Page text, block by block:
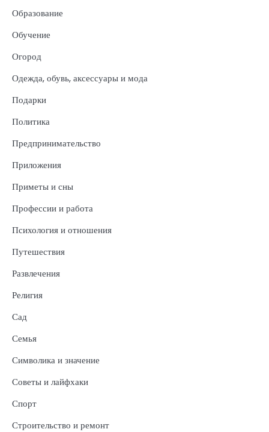
Образование
Обучение
Огород
Одежда, обувь, аксессуары и мода
Подарки
Политика
Предпринимательство
Приложения
Приметы и сны
Профессии и работа
Психология и отношения
Путешествия
Развлечения
Религия
Сад
Семья
Символика и значение
Советы и лайфхаки
Спорт
Строительство и ремонт